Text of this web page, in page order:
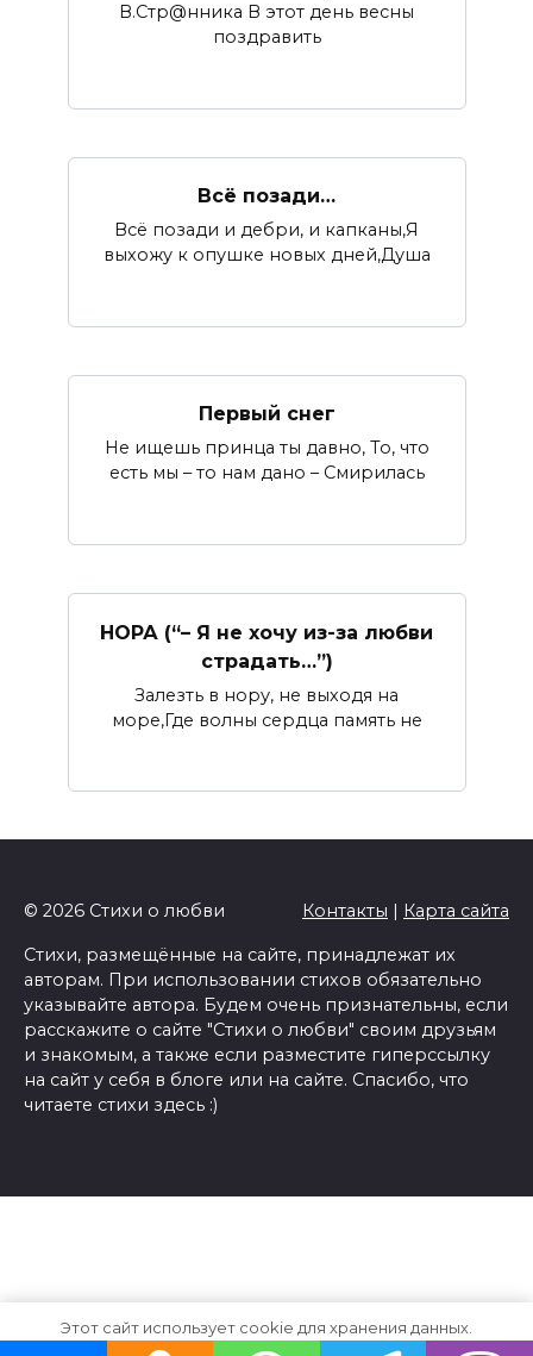
В.Стр@нника В этот день весны
поздравить
Всё позади…
Всё позади и дебри, и капканы,Я
выхожу к опушке новых дней,Душа
Первый снег
Не ищешь принца ты давно, То, что
есть мы – то нам дано – Смирилась
НОРА (“– Я не хочу из-за любви
страдать…”)
Залезть в нору, не выходя на
море,Где волны сердца память не
© 2026 Стихи о любви Контакты Карта сайта
Стихи, размещённые на сайте, принадлежат их
авторам. При использовании стихов обязательно
указывайте автора. Будем очень признательны, если
расскажите о сайте "Стихи о любви" своим друзьям
и знакомым, а также если разместите гиперссылку
на сайт у себя в блоге или на сайте. Спасибо, что
читаете стихи здесь :)
Этот сайт использует cookie для хранения данных.
Продолжая использовать сайт, Вы даете свое согласие на